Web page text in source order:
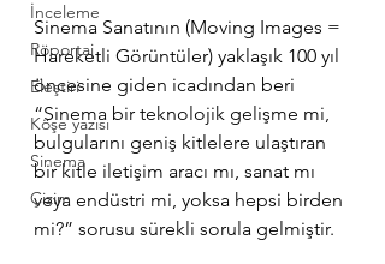
İnceleme
Röportaj
Eleştiri
Köşe yazısı
Sinema
Çizim
Sinema Sanatının (Moving Images =
Hareketli Görüntüler) yaklaşık 100 yıl
öncesine giden icadından beri
“Sinema bir teknolojik gelişme mi,
bulgularını geniş kitlelere ulaştıran
bir kitle iletişim aracı mı, sanat mı
veya endüstri mi, yoksa hepsi birden
mi?” sorusu sürekli sorula gelmiştir.